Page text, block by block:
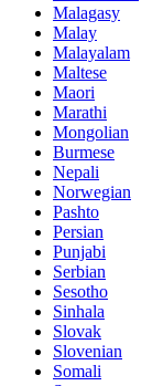
Malagasy
Malay
Malayalam
Maltese
Maori
Marathi
Mongolian
Burmese
Nepali
Norwegian
Pashto
Persian
Punjabi
Serbian
Sesotho
Sinhala
Slovak
Slovenian
Somali